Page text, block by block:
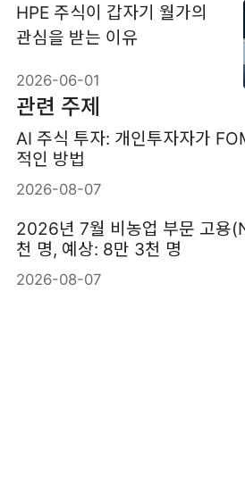
HPE 주식이 갑자기 월가의
관심을 받는 이유
2026-06-01
관련 주제
AI 주식 투자: 개인투자자가
적인 방법
2026-08-07
2026년 7월 비농업 부문 고용
천 명, 예상: 8만 3천 명
2026-08-07